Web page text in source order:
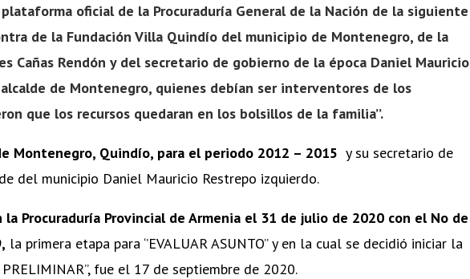
oficial de la Procuraduría General de la Nación de la siguiente
de la Fundación Villa Quindío del municipio de Montenegro, de la
Cañas Rendón y del secretario de gobierno de la época Daniel Mauricio
de Montenegro, quienes debían ser interventores de los
que los recursos quedaran en los bolsillos de la familia’’.
Montenegro, Quindío, para el periodo 2012 – 2015 y su secretario de
del municipio Daniel Mauricio Restrepo izquierdo.
Procuraduría Provincial de Armenia el 31 de julio de 2020 con el No de
la primera etapa para ‘’EVALUAR ASUNTO’’ y en la cual se decidió iniciar la
PRELIMINAR’’, fue el 17 de septiembre de 2020.